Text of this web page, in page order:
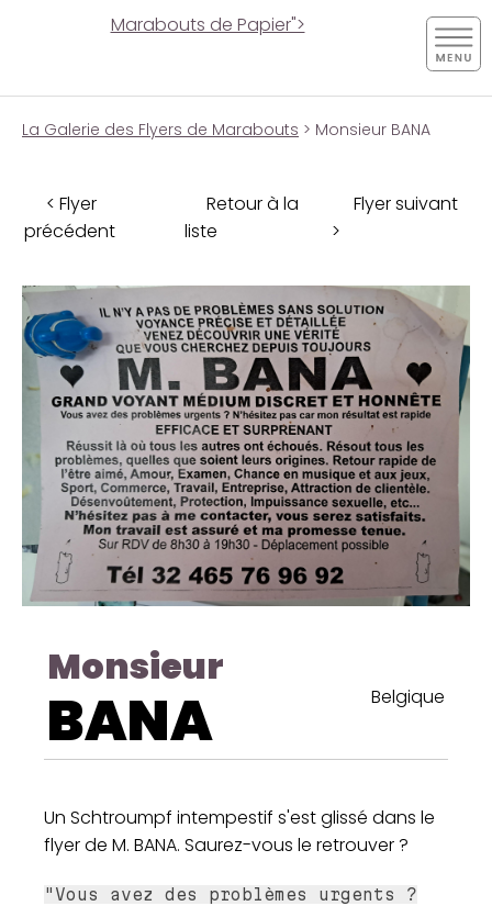
Marabouts de Papier">
La Galerie des Flyers de Marabouts > Monsieur BANA
< Flyer
précédent
Retour à la
liste
Flyer suivant
>
Monsieur
BANA Belgique
Un Schtroumpf intempestif s'est glissé dans le
flyer de M. BANA. Saurez-vous le retrouver ?
"Vous avez des problèmes urgents ?